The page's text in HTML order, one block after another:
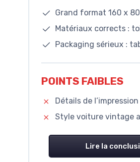
Grand format 160 x
Matériaux corrects :
Packaging sérieux :
POINTS FAIBLES
Détails de
Style voiture vintage
Lire la